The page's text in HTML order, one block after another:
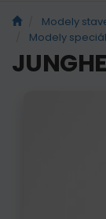
Modely
Modely